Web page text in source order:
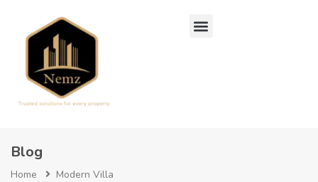
Blog
Home
Modern Villa